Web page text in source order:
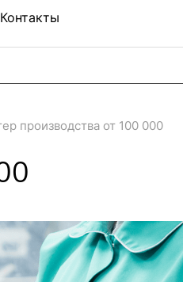
Контакты
производства от 100 000